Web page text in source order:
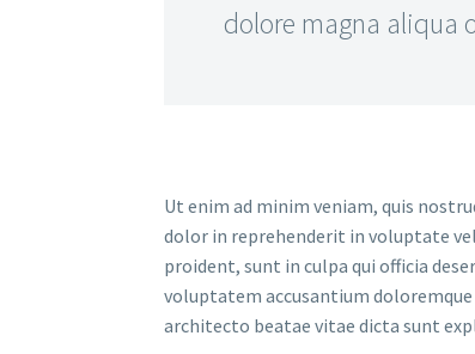
dolore magna aliqua
Ut enim ad minim veniam, quis
dolor in reprehenderit in voluptate
proident, sunt in culpa qui officia
voluptatem accusantium
architecto beatae vitae dicta sunt